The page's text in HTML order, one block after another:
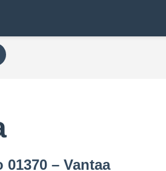
– Vantaa